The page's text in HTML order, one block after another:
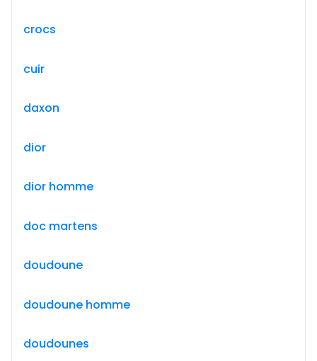
crocs
cuir
daxon
dior
dior homme
doc martens
doudoune
doudoune homme
doudounes